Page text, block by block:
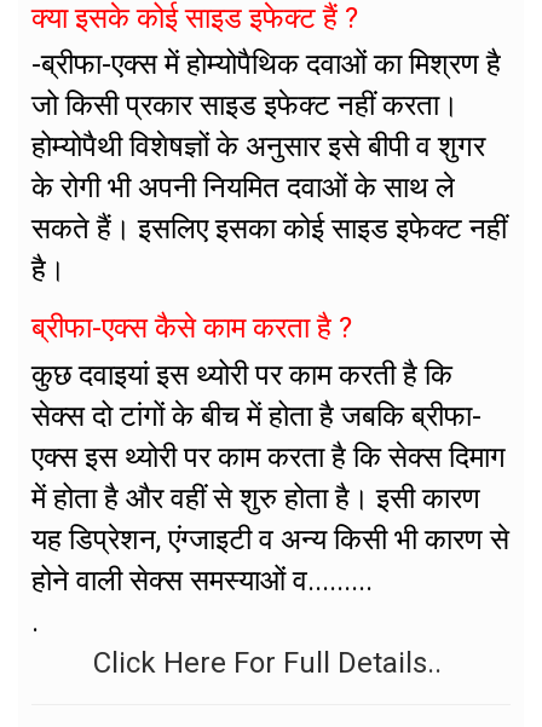
क्या इसके कोई साइड इफेक्ट हैं ?
-ब्रीफा-एक्स में होम्योपैथिक दवाओं का मिश्रण है
जो किसी प्रकार साइड इफेक्ट नहीं करता।
होम्योपैथी विशेषज्ञों के अनुसार इसे बीपी व शुगर
के रोगी भी अपनी नियमित दवाओं के साथ ले
सकते हैं। इसलिए इसका कोई साइड इफेक्ट नहीं
है।
ब्रीफा-एक्स कैसे काम करता है ?
कुछ दवाइयां इस थ्योरी पर काम करती है कि
सेक्स दो टांगों के बीच में होता है जबकि ब्रीफा-
एक्स इस थ्योरी पर काम करता है कि सेक्स दिमाग
में होता है और वहीं से शुरु होता है। इसी कारण
यह डिप्रेशन, एंग्जाइटी व अन्य किसी भी कारण से
होने वाली सेक्स समस्याओं व.........
.
Click Here For Full Details..